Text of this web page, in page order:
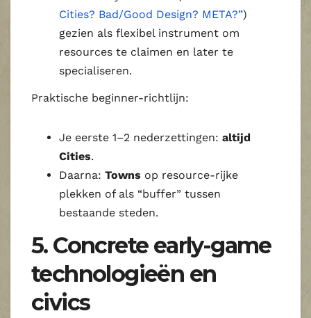
Cities? Bad/Good Design? META?”)
gezien als flexibel instrument om
resources te claimen en later te
specialiseren.
Praktische beginner‑richtlijn:
Je eerste 1–2 nederzettingen: altijd
Cities.
Daarna: Towns op resource‑rijke
plekken of als “buffer” tussen
bestaande steden.
5. Concrete early-game
technologieën en
civics